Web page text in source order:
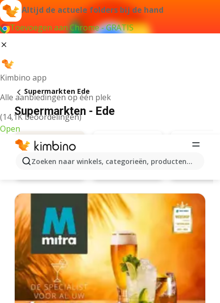
Altijd de actuele folders bij de hand
Toevoegen aan Chrome - GRATIS
Kimbino app
Alle aanbiedingen op één plek
(14,1K beoordelingen)
Open
Zoeken naar winkels, categorieën, producten...
Supermarkten Ede
Supermarkten - Ede
Lidl